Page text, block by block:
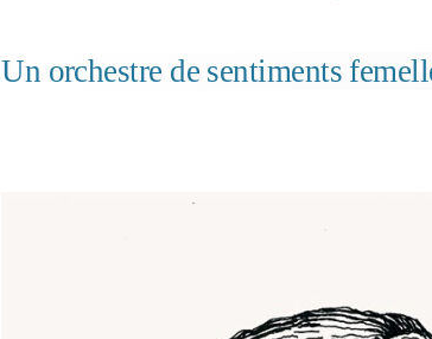
Un orchestre de sentiments